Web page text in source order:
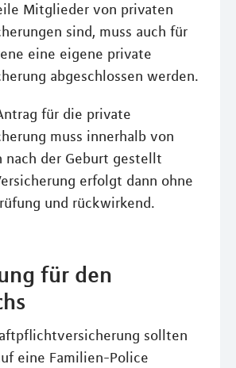
Mitglieder von privaten
sind, muss auch für
eine eigene private
abgeschlossen werden.
für die private
muss innerhalb von
nach der Geburt gestellt
erfolgt dann ohne
und rückwirkend.
für den
sollten
eine Familien-Police